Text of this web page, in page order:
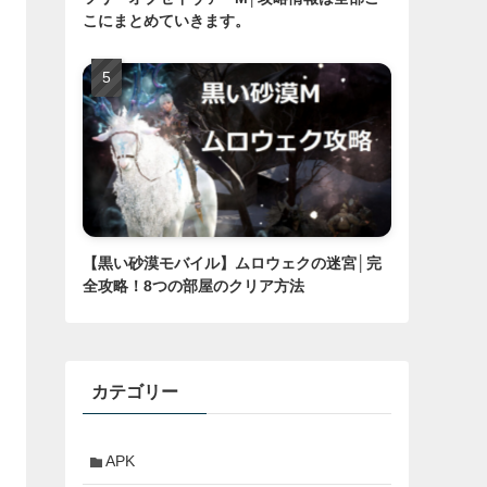
こにまとめていきます。
【黒い砂漠モバイル】ムロウェクの迷宮│完
全攻略！8つの部屋のクリア方法
カテゴリー
APK